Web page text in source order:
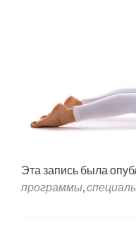
Эта запись была
программы,